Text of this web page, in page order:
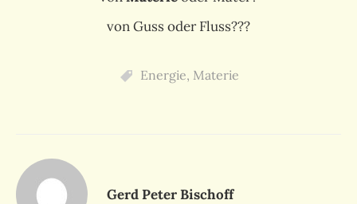
von Guss oder Fluss???
Energie, Materie
Gerd Peter Bischoff